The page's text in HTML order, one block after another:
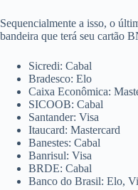
Sequencialmente a isso, o
bandeira que terá seu cartão
Sicredi: Cabal
Bradesco: Elo
Caixa Econômica:
SICOOB: Cabal
Santander: Visa
Itaucard: Mastercard
Banestes: Cabal
Banrisul: Visa
BRDE: Cabal
Banco do Brasil: Elo,